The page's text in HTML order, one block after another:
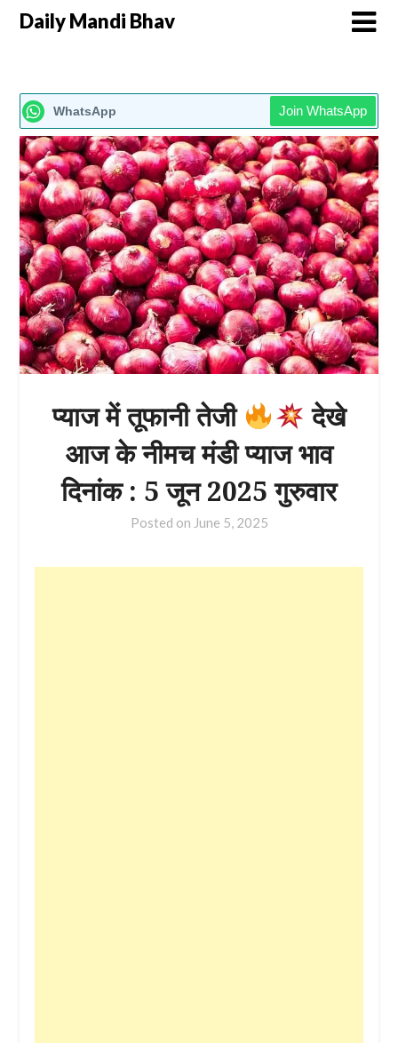
Daily Mandi Bhav
WhatsApp Join WhatsApp
प्याज में तूफानी तेजी
देखे
आज के नीमच मंडी प्याज भाव
दिनांक : 5 जून 2025 गुरुवार
Posted on June 5, 2025